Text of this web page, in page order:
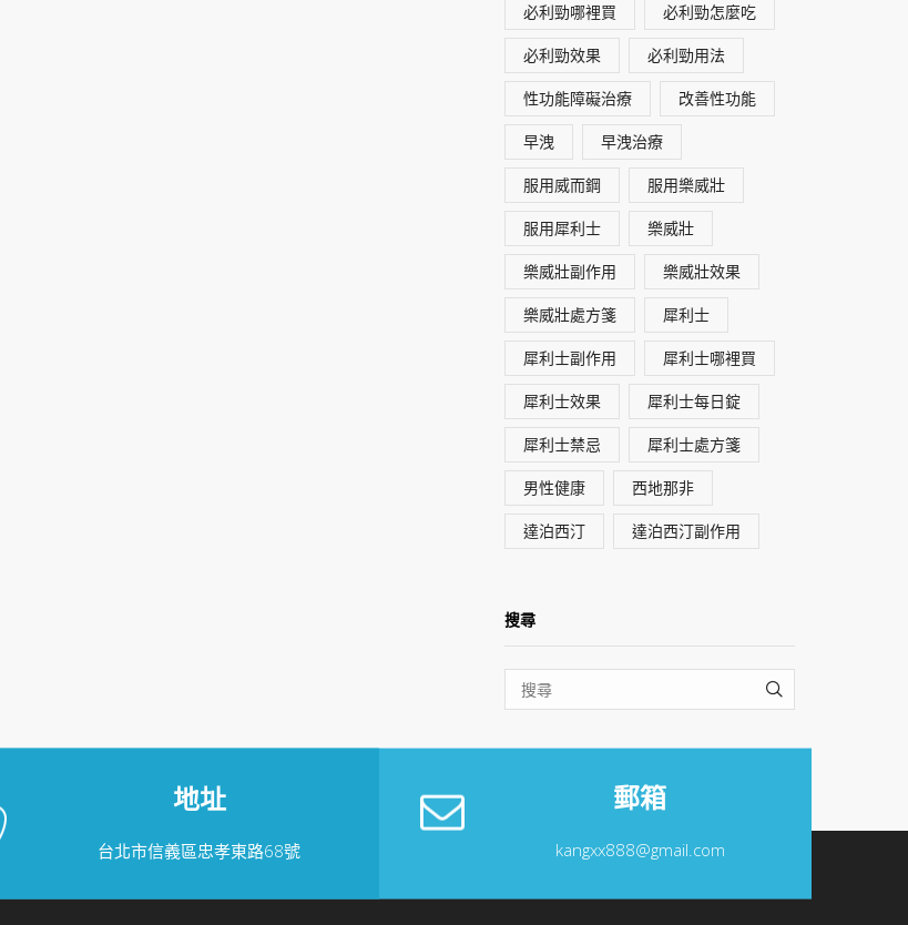
必利勁哪裡買 必利勁怎麼吃
必利勁效果 必利勁用法
性功能障礙治療 改善性功能
早洩 早洩治療
服用威而鋼 服用樂威壯
服用犀利士 樂威壯
樂威壯副作用 樂威壯效果
樂威壯處方箋 犀利士
犀利士副作用 犀利士哪裡買
犀利士效果 犀利士每日錠
犀利士禁忌 犀利士處方箋
男性健康 西地那非
達泊西汀 達泊西汀副作用
搜尋
SEARCH
地址
台北市信義區忠孝東路68號
郵箱
kangxx888@gmail.com